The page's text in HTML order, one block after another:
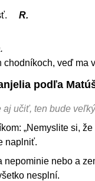
R.
chodníkoch, veď ma
podľa
aj učiť, ten bude veľký
„Nemyslite si,
naplniť.
nepominie nebo a
nesplní.